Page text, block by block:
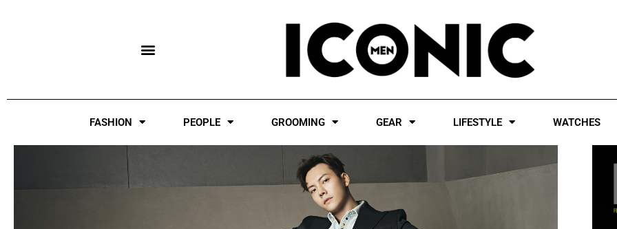
FASHION PEOPLE GROOMING GEAR LIFESTYLE WATCHES